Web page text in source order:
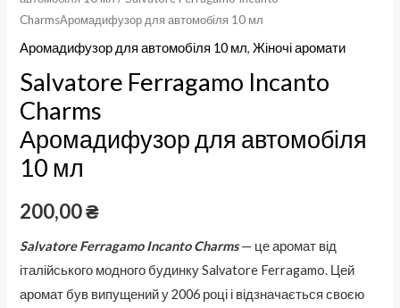
CharmsАромадифузор для автомобіля 10 мл
Аромадифузор для автомобіля 10 мл,Жіночі аромати
Salvatore Ferragamo Incanto
Charms
Аромадифузор для автомобіля
10 мл
200,00₴
Salvatore Ferragamo Incanto Charms— це аромат від
італійського модного будинку Salvatore Ferragamo. Цей
аромат був випущений у 2006 році і відзначається своєю